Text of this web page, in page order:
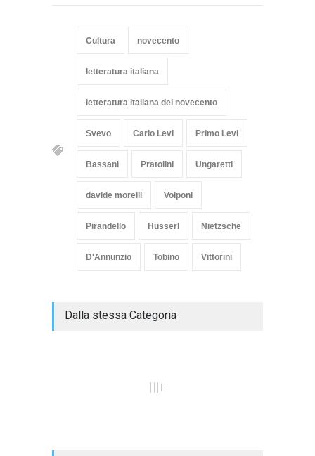
Cultura novecento
letteratura italiana
letteratura italiana del novecento
Svevo Carlo Levi Primo Levi
Bassani Pratolini Ungaretti
davide morelli Volponi
Pirandello Husserl Nietzsche
D'Annunzio Tobino Vittorini
Dalla stessa Categoria